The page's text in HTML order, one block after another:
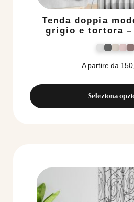
Tenda doppia
grigio e tortora –
A partire da
Seleziona